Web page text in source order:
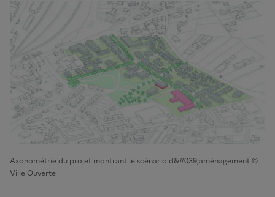
Axonométrie du projet montrant le scénario d&#039;aménagement ©
Ville Ouverte